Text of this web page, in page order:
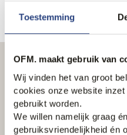
Toestemming
OFM. maakt gebruik van
Wij vinden het van groot
cookies onze website
gebruikt worden.
We willen namelijk graag
gebruiksvriendelijkheid én
Voeg merk toe als
Nieuwsbrief
Schrijf je in en ontvang
Email